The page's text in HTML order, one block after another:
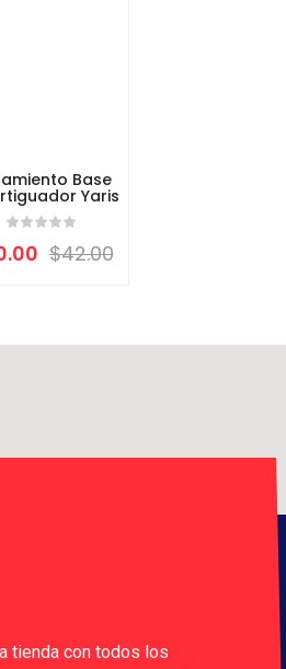
Base
Yaris
$42.00
tienda con todos los